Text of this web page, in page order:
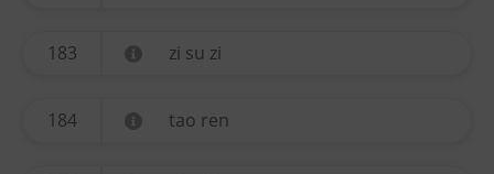
183 zi su zi
184 tao ren